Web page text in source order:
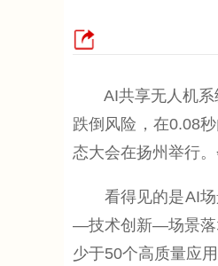
AI共享无人机系统
跌倒风险，在0.08
态大会在扬州举行
看得见的是AI场
—技术创新—场景落
少于50个高质量应